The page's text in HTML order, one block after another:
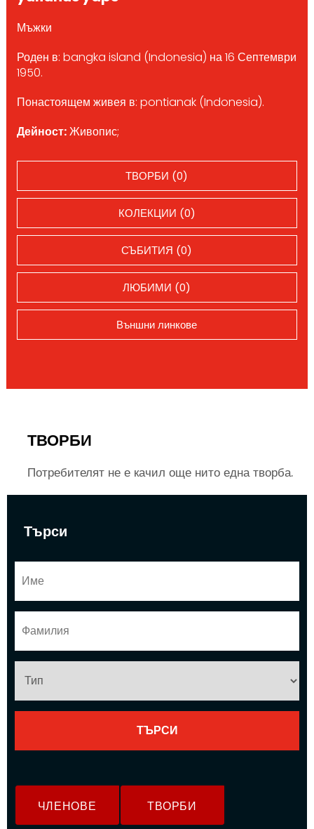
Търси
ЧЛЕНОВЕ ТВОРБИ
Мъжки
Роден в: bangka island (Indonesia) на 16 Септември
1950.
Понастоящем живея в: pontianak (Indonesia).
Дейност:Живопис;
ТВОРБИ (0)
КОЛЕКЦИИ (0)
СЪБИТИЯ (0)
ЛЮБИМИ (0)
Външни линкове
ТВОРБИ
Потребителят не е качил още нито една творба.